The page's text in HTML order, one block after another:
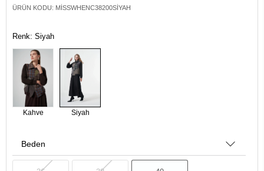
ÜRÜN KODU: MISSWHENC38200SIYAH
Renk: Siyah
Kahve Siyah
Beden